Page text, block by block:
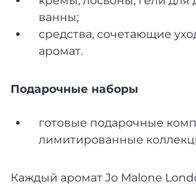
ванны;
средства, сочетающие
аромат.
Подарочные наборы
готовые подарочные
лимитированные
Каждый аромат Jo Malone